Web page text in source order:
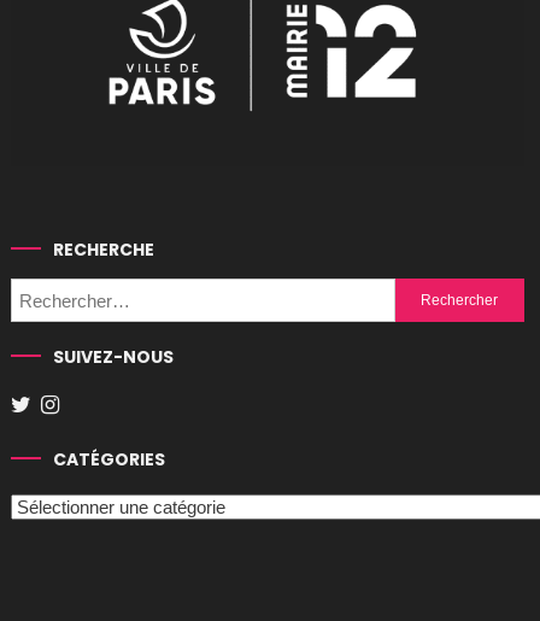
RECHERCHE
Rechercher :
SUIVEZ-NOUS
CATÉGORIES
Catégories